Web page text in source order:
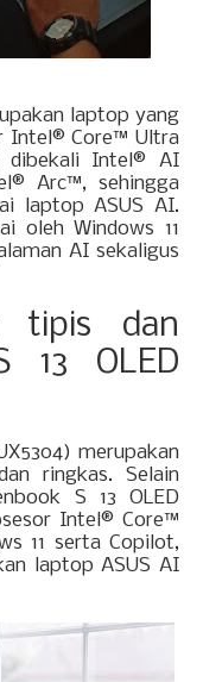
laptop yang
Intel® Core™ Ultra
dibekali Intel® AI
Arc™, sehingga
laptop ASUS AI.
oleh Windows 11
AI sekaligus
tipis dan
13 OLED
merupakan
ringkas. Selain
S 13 OLED
Intel® Core™
11 serta Copilot,
laptop ASUS AI